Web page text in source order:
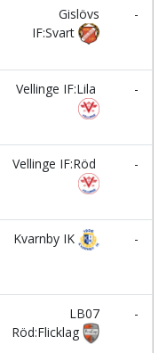
Gislövs
IF:Svart
-
Vellinge IF:Lila -
Vellinge IF:Röd -
Kvarnby IK -
LB07
Röd:Flicklag
-